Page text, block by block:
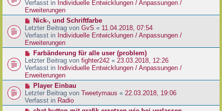
a
g
e
i
r
a
g
u
e
r
B
e
i
t
a
g
Verfasst in Individuelle Entwicklungen / Anpassungen /
Erweiterungen
N
e
u
e
r
B
e
i
t
a
g
Nick-, und Schriftfarbe
Letzter Beitrag von GvS « 11.04.2018, 07:54
Verfasst in Individuelle Entwicklungen / Anpassungen /
Erweiterungen
N
e
u
e
r
B
e
i
Farbänderung für alle user (problem)
Letzter Beitrag von fighter242 « 23.03.2018, 12:26
Verfasst in Individuelle Entwicklungen / Anpassungen /
Erweiterungen
N
e
u
e
Player Einbau
Letzter Beitrag von Tweetymaus « 22.03.2018, 19:06
Verfasst in Radio